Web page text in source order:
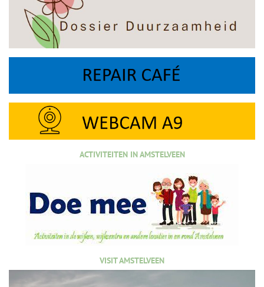
ACTIVITEITEN IN AMSTELVEEN
VISIT AMSTELVEEN